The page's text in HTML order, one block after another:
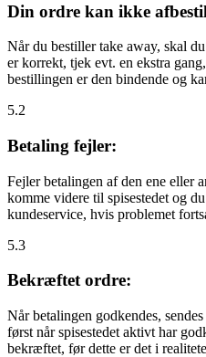
Din ordre kan ikke
Når du bestiller take away, skal
er korrekt, tjek evt. en ekstra
bestillingen er den bindende og
5.2
Betaling fejler:
Fejler betalingen af den ene eller
komme videre til spisestedet og
kundeservice, hvis problemet
5.3
Bekræftet ordre:
Når betalingen godkendes,
først når spisestedet aktivt har
bekræftet, før dette er det i